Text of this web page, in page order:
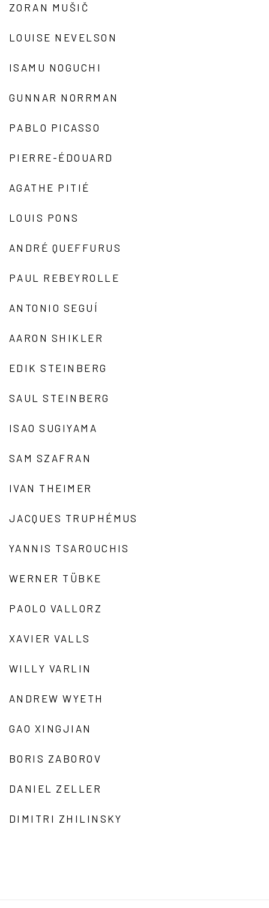
ZORAN MUŠIČ
LOUISE NEVELSON
ISAMU NOGUCHI
GUNNAR NORRMAN
PABLO PICASSO
PIERRE-ÉDOUARD
AGATHE PITIÉ
LOUIS PONS
ANDRÉ QUEFFURUS
PAUL REBEYROLLE
ANTONIO SEGUÍ
AARON SHIKLER
EDIK STEINBERG
SAUL STEINBERG
ISAO SUGIYAMA
SAM SZAFRAN
IVAN THEIMER
JACQUES TRUPHÉMUS
YANNIS TSAROUCHIS
WERNER TÜBKE
PAOLO VALLORZ
XAVIER VALLS
WILLY VARLIN
ANDREW WYETH
GAO XINGJIAN
BORIS ZABOROV
DANIEL ZELLER
DIMITRI ZHILINSKY